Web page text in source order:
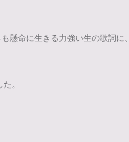
懸命に生きる力強い生の歌詞に、
。